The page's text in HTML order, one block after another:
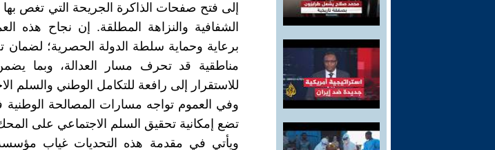
إلى فتح صفحات الذاكرة الجريحة التي تغص
الشفافية والنزاهة المطلقة. إن نجاح هذه
برعاية وحماية سلطة الدولة الحصرية؛ لضمان
مناطقية قد تحرف مسار العدالة، وبما
للاستقرار إلى رافعة للتكامل الوطني والسلم
وفي العموم تواجه مسارات المصالحة الوطنية في
تضع إمكانية تحقيق السلم الاجتماعي على
ويأتي في مقدمة هذه التحديات غياب مؤسسة